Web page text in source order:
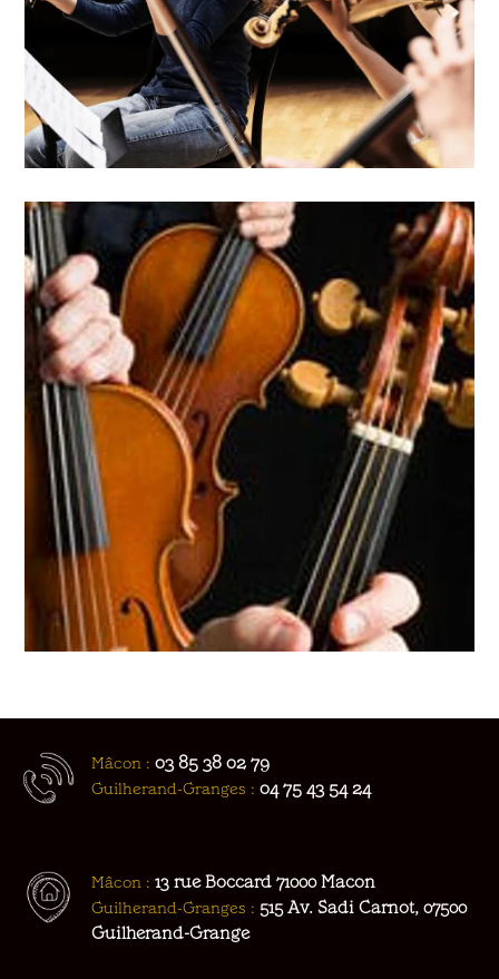
Mâcon : 03 85 38 02 79
Guilherand-Granges : 04 75 43 54 24
Mâcon : 13 rue Boccard 71000 Macon
Guilherand-Granges : 515 Av. Sadi Carnot, 07500
Guilherand-Grange